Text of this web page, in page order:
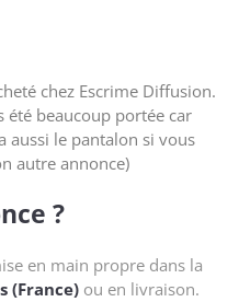
chez Escrime Diffusion.
été beaucoup portée car
aussi le pantalon si vous
autre annonce)
?
en main propre dans la
(France) ou en livraison.